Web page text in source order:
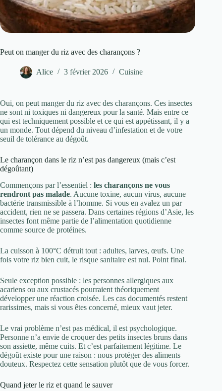
Peut on manger du riz avec des charançons ?
Alice 3 février 2026 Cuisine
Oui, on peut manger du riz avec des charançons. Ces insectes
ne sont ni toxiques ni dangereux pour la santé. Mais entre ce
qui est techniquement possible et ce qui est appétissant, il y a
un monde. Tout dépend du niveau d’infestation et de votre
seuil de tolérance au dégoût.
Le charançon dans le riz n’est pas dangereux (mais c’est
dégoûtant)
Commençons par l’essentiel : les charançons ne vous
rendront pas malade. Aucune toxine, aucun virus, aucune
bactérie transmissible à l’homme. Si vous en avalez un par
accident, rien ne se passera. Dans certaines régions d’Asie, les
insectes font même partie de l’alimentation quotidienne
comme source de protéines.
La cuisson à 100°C détruit tout : adultes, larves, œufs. Une
fois votre riz bien cuit, le risque sanitaire est nul. Point final.
Seule exception possible : les personnes allergiques aux
acariens ou aux crustacés pourraient théoriquement
développer une réaction croisée. Les cas documentés restent
rarissimes, mais si vous êtes concerné, mieux vaut jeter.
Le vrai problème n’est pas médical, il est psychologique.
Personne n’a envie de croquer des petits insectes bruns dans
son assiette, même cuits. Et c’est parfaitement légitime. Le
dégoût existe pour une raison : nous protéger des aliments
douteux. Respectez cette sensation plutôt que de vous forcer.
Quand jeter le riz et quand le sauver